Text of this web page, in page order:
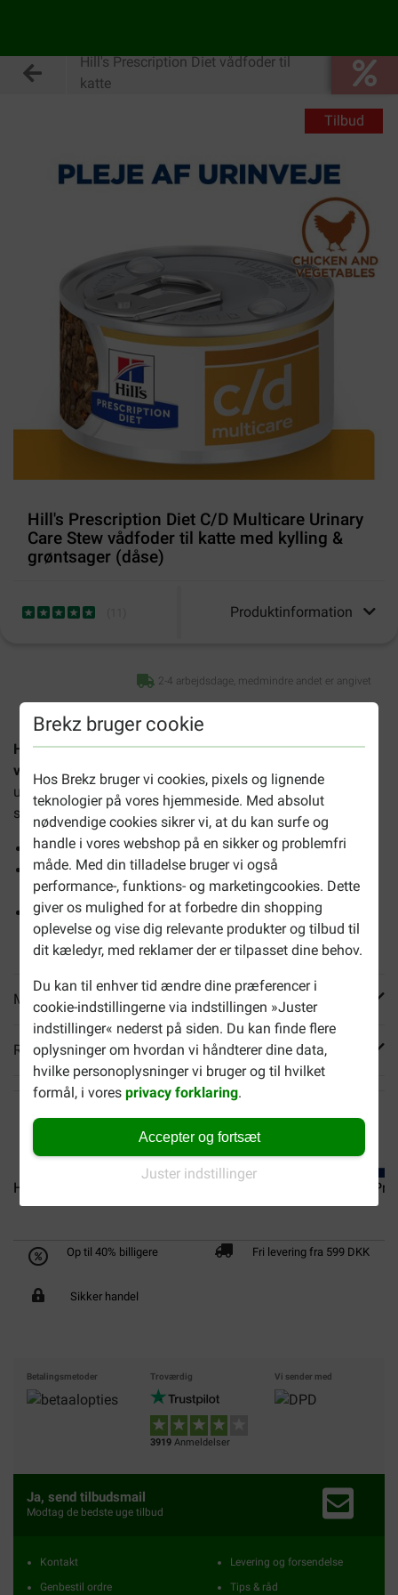
Brekz bruger cookie
Hos Brekz bruger vi cookies, pixels og lignende
teknologier på vores hjemmeside. Med absolut
nødvendige cookies sikrer vi, at du kan surfe og
handle i vores webshop på en sikker og problemfri
måde. Med din tilladelse bruger vi også
performance-, funktions- og marketingcookies. Dette
giver os mulighed for at forbedre din shopping
oplevelse og vise dig relevante produkter og tilbud til
dit kæledyr, med reklamer der er tilpasset dine behov.
Du kan til enhver tid ændre dine præferencer i
cookie-indstillingerne via indstillingen »Juster
indstillinger« nederst på siden. Du kan finde flere
oplysninger om hvordan vi håndterer dine data,
hvilke personoplysninger vi bruger og til hvilket
formål, i voresprivacy forklaring.
Accepter og fortsæt
Juster indstillinger
Hill's Prescription Diet vådfoder til
katte
Tilbud
Hill's Prescription Diet C/D Multicare Urinary
Care Stew vådfoder til katte med kylling &
grøntsager (dåse)
Produktinformation
2-4 arbejdsdage, medmindre andet er angivet
Hill's Prescription Diet C/D Multicare Urinary Care Stew
vådfoder
er et diætfoder til voksne katte med
urinvejsproblemer, som hjælper mod dannelsen af
struvitsten.
Reducerer risikoen for struvit- & kalciumoxalatkrystaller
Livslang fodring giver fordele for katte med
urinvejsproblemer
Ernæring der reducerer de mest almindelige
urinvejssymptomer betydeligt
Mere info
Reviews
Hill's Prescription Diet... Hill's
Op til 40% billigere Fri levering fra 599 DKK
Sikker handel
Betalingsmetoder Troværdig
3919 Anmeldelser
Vi sender med
Ja, send tilbudsmail
Modtag de bedste uge tilbud
Kontakt
Genbestil ordre
Levering og forsendelse
Tips & råd